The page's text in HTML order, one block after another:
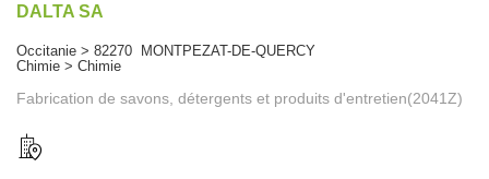
DALTA SA
Occitanie > 82270 MONTPEZAT-DE-QUERCY
Chimie > Chimie
Fabrication de savons, détergents et produits d'entretien(2041Z)